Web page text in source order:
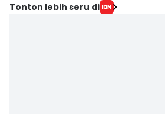
Tonton lebih seru di